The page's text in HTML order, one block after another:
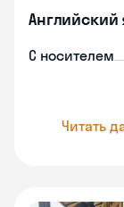
Английский
С носителем
Читать